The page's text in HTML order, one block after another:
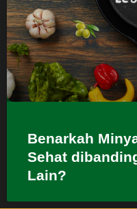
Benarkah
Sehat
Lain?